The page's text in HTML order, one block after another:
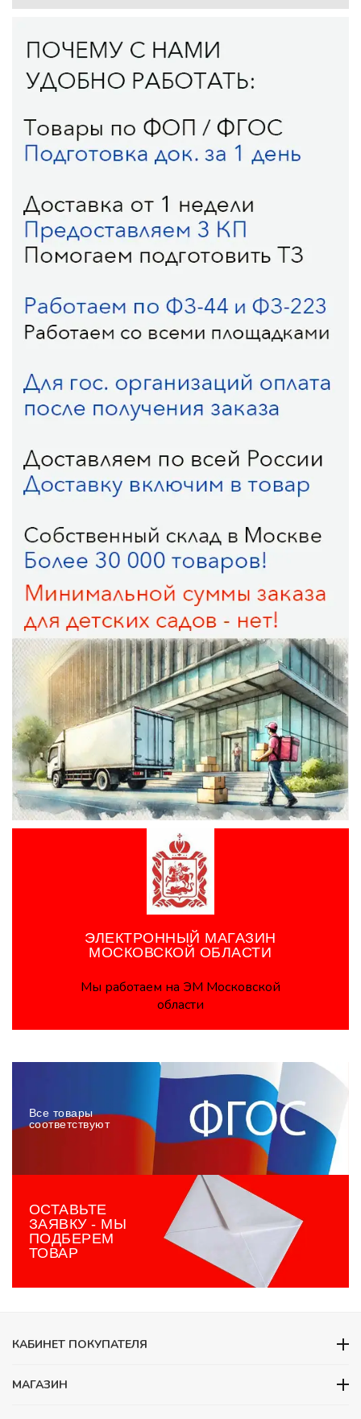
ЭЛЕКТРОННЫЙ МАГАЗИН
МОСКОВСКОЙ ОБЛАСТИ
Мы работаем на ЭМ Московской
области
Все товары
соответствуют
ОСТАВЬТЕ
ЗАЯВКУ - МЫ
ПОДБЕРЕМ
ТОВАР
КАБИНЕТ ПОКУПАТЕЛЯ
МАГАЗИН